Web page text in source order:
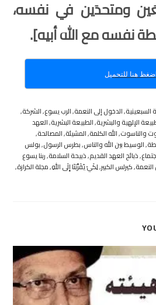
ومتحدَين في نفسه،
نفسه مع الله أبيه].
اضغظ هنا للتحميل
السبعينية,الدخول إلى النعمة,الرب يسوع,الشركة,
الإلهية والبشرية,الطبيعة البشرية,العهد
والناسوت,الله الكلمة,المشيئة,المصالحة,
,الوسيط بين الله والناس,بطرس الرسول,بولس
,ذبائح العهد القديم,ذبيحة السلامة,ربنا يسوع
,كيرلس الكبير,لِكَيْ يُقَرِّبَنَا إِلَى اللهِ,مجلة الكرازة,